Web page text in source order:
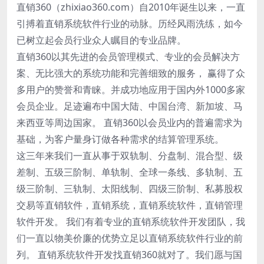
直销360（zhixiao360.com）自2010年诞生以来，一直
引搏着直销系统软件行业的动脉。历经风雨洗练，如今
已树立起会员行业众人瞩目的专业品牌。
直销360以其先进的会员管理模式、专业的会员解决方
案、无比强大的系统功能和完善细致的服务， 赢得了众
多用户的赞誉和青睐。并成功地应用于国内外1000多家
会员企业。足迹遍布中国大陆、中国台湾、新加坡、马
来西亚等周边国家。 直销360以会员业内的普遍需求为
基础，为客户量身订做各种需求的结算管理系统。
这三年来我们一直从事于双轨制、分盘制、混合型、级
差制、五级三阶制、单轨制、全球一条线、多轨制、五
级三阶制、三轨制、太阳线制、四级三阶制、私募股权
交易等直销软件，直销系统，直销系统软件，直销管理
软件开发。 我们有着专业的直销系统软件开发团队，我
们一直以物美价廉的优势立足以直销系统软件行业的前
列。 直销系统软件开发找直销360就对了。我们愿与国